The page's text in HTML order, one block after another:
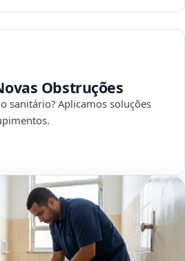
Obstruções
sanitário? Aplicamos soluções